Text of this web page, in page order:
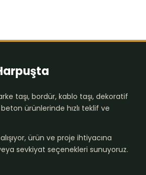
taşı, bordür, kablo taşı, dekoratif
ürünlerinde hızlı teklif ve
ürün ve proje ihtiyacına
sevkiyat seçenekleri sunuyoruz.